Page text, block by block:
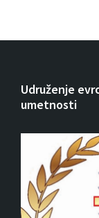
Udruženje
umetnosti